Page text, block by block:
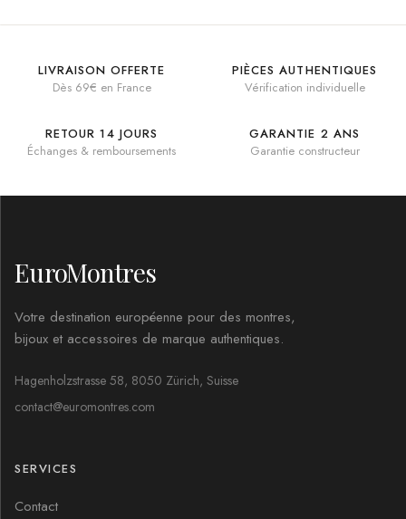
LIVRAISON OFFERTE
Dès 69€ en France
PIÈCES AUTHENTIQUES
Vérification individuelle
RETOUR 14 JOURS
Échanges & remboursements
GARANTIE 2 ANS
Garantie constructeur
EuroMontres
Votre destination européenne pour des montres,
bijoux et accessoires de marque authentiques.
Hagenholzstrasse 58, 8050 Zürich, Suisse
contact@euromontres.com
SERVICES
Contact